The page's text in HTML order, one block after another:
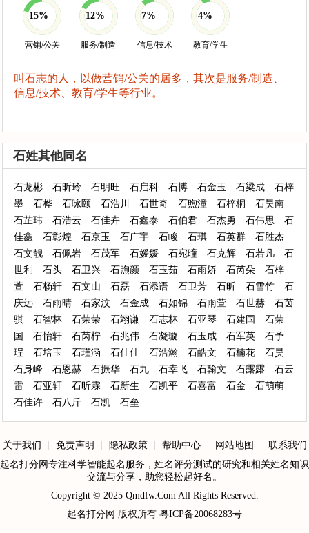
15%
营销/公关
12%
服务/制造
7%
信息/技术
4%
教育/学生
叫石志的人，以做营销/公关的居多，其次是服务/制造、
信息/技术、教育/学生等行业。
石姓其他同名
石龙彬 石昕玲 石明旺 石启科 石博 石金玉 石梁成
石梓
墨
石桦 石咏颐 石浩川 石世奇 石煦潼 石梓桐
石昊南
石芷玮
石浩云 石佳卉 石鑫泰 石伯君 石杰勇 石伟思
石
佳鑫
石彰煌 石京玉 石广宇 石峻 石琪 石英群
石胜杰
石文靓
石佩岩 石茂军 石媛媛 石宛曈 石克辉 石若凡
石
世利
石头 石卫兴 石煦颜 石玉茹 石雨娇 石芮朵
石梓
萱
石杨轩 石文山 石磊 石添语 石卫芳 石昕 石雪竹
石
庆远
石雨晴 石家汶 石金成 石如锦 石雨萱 石世赫
石茵
骐
石智林 石荣荣 石翊谦 石志林 石亚琴 石建国
石荣
国
石怡轩 石芮柠 石兆伟 石凝璇 石玉咸 石军英
石予
珵
石培玉 石瑾涵 石佳佳 石浩瀚 石皓文 石楠花
石昊
石身峰
石恩赫 石振华 石九 石幸飞 石翰文 石露露
石云
雷
石亚轩 石昕霖 石新生 石凯平 石喜富 石金
石萌萌
石佳许
石八斤 石凯 石垒
关于我们 免责声明 隐私政策 帮助中心 网站地图
联系我们
起名打分网专注科学智能起名服务，姓名评分测试的研究和相关姓名知识
交流与分享，助您轻松起好名。
Copyright © 2025 Qmdfw.ComAll Rights Reserved.
起名打分网 版权所有 粤ICP备20068283号